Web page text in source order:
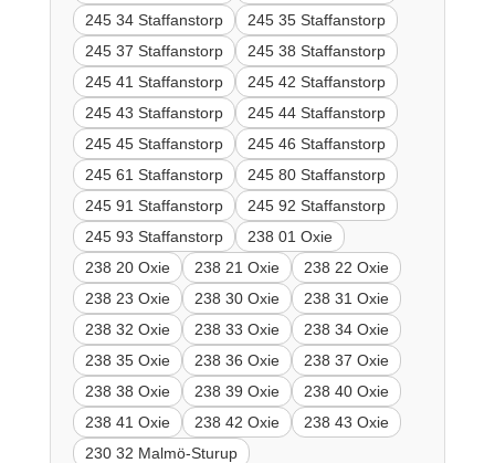
245 34 Staffanstorp
245 35 Staffanstorp
245 37 Staffanstorp
245 38 Staffanstorp
245 41 Staffanstorp
245 42 Staffanstorp
245 43 Staffanstorp
245 44 Staffanstorp
245 45 Staffanstorp
245 46 Staffanstorp
245 61 Staffanstorp
245 80 Staffanstorp
245 91 Staffanstorp
245 92 Staffanstorp
245 93 Staffanstorp
238 01 Oxie
238 20 Oxie
238 21 Oxie
238 22 Oxie
238 23 Oxie
238 30 Oxie
238 31 Oxie
238 32 Oxie
238 33 Oxie
238 34 Oxie
238 35 Oxie
238 36 Oxie
238 37 Oxie
238 38 Oxie
238 39 Oxie
238 40 Oxie
238 41 Oxie
238 42 Oxie
238 43 Oxie
230 32 Malmö-Sturup